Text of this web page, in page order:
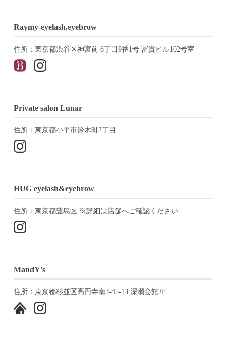
Raymy-eyelash.eyebrow
住所：東京都渋谷区神宮前 6丁目9番1号 冨貴ビル102号室
Private salon Lunar
住所：東京都小平市鈴木町2丁目
HUG eyelash&eyebrow
住所：東京都豊島区 ※詳細は店舗へご確認ください
MandY's
住所：東京都杉並区高円寺南3-45-13 深瀬会館2F